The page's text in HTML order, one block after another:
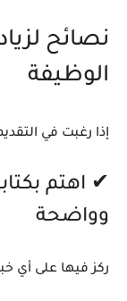
نصائح
الوظيفة
إذا رغبت في
✔ اهتم
وواضحة
ركز فيها على أي